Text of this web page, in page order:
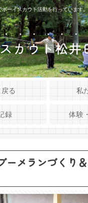
ボーイスカウト活動を行っています
カウト松井
る 私
録 体験
ーメランづくり